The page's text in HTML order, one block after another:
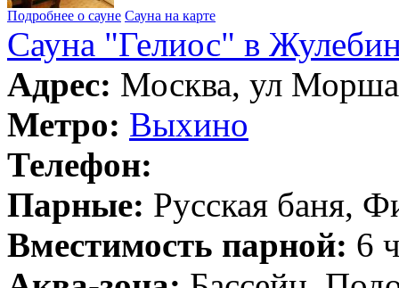
Подробнее о сауне Сауна на карте
Сауна "Гелиос" в
Адрес: Москва, ул
Метро: Выхино
Телефон:
Парные: Русская баня,
Вместимость парной: 6